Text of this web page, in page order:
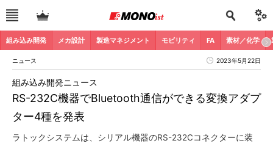
組み込み開発 メカ設計 製造マネジメント モビリティ FA 素材／化学
ニュース 2023年5月22日
RS-232C機器でBluetooth通信ができる変換アダプ
ター4種を発表
組み込み開発ニュース
ラトックシステムは、シリアル機器のRS-232Cコネクターに装